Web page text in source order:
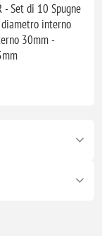
- Set di 10 Spugne
interno
30mm -